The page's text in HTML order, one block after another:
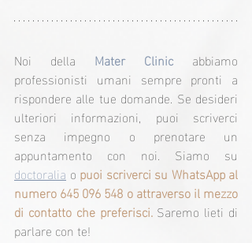
Noi della Mater Clinic abbiamo
professionisti umani sempre pronti a
rispondere alle tue domande. Se desideri
ulteriori informazioni, puoi scriverci
senza impegno o prenotare un
doctoralia o puoi scriverci su WhatsApp al
numero 645 096 548 o attraverso il mezzo
di contatto che preferisci. Saremo lieti di
parlare con te!